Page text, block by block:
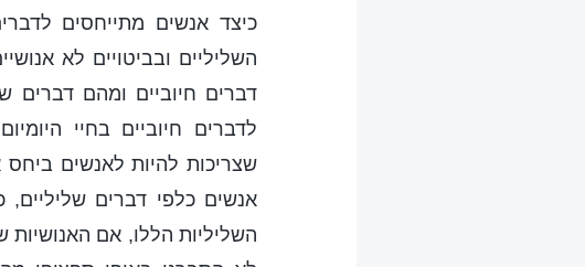
כיצד אנשים מתייחסים
השליליים ובביטויים לא
דברים חיוביים ומהם דברים
לדברים חיוביים בחיי
שצריכות להיות לאנשים
אנשים כלפי דברים שליליים,
השליליות הללו, אם האנושיות